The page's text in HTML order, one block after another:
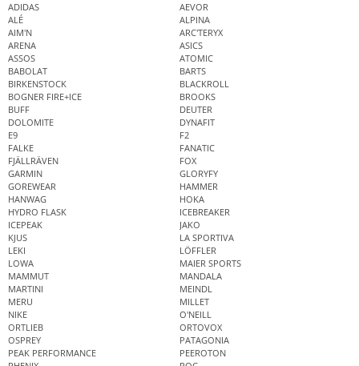
ADIDAS
AEVOR
ALÉ
ALPINA
AIM'N
ARC'TERYX
ARENA
ASICS
ASSOS
ATOMIC
BABOLAT
BARTS
BIRKENSTOCK
BLACKROLL
BOGNER FIRE+ICE
BROOKS
BUFF
DEUTER
DOLOMITE
DYNAFIT
E9
F2
FALKE
FANATIC
FJÄLLRÄVEN
FOX
GARMIN
GLORYFY
GOREWEAR
HAMMER
HANWAG
HOKA
HYDRO FLASK
ICEBREAKER
ICEPEAK
JAKO
KJUS
LA SPORTIVA
LEKI
LÖFFLER
LOWA
MAIER SPORTS
MAMMUT
MANDALA
MARTINI
MEINDL
MERU
MILLET
NIKE
O'NEILL
ORTLIEB
ORTOVOX
OSPREY
PATAGONIA
PEAK PERFORMANCE
PEEROTON